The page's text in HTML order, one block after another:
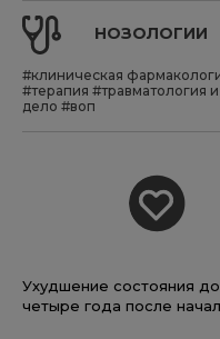
НОЗОЛОГИИ
#клиническая
#терапия #травматология
дело #воп
Ухудшение состояния
четыре года после